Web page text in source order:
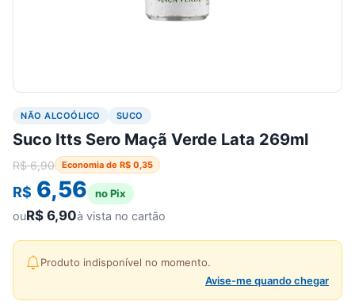
NÃO ALCOÓLICO SUCO
Suco Itts Sero Maçã Verde Lata 269ml
R$6,90 Economia de R$ 0,35
R$ 6,56 no Pix
ouR$ 6,90à vista no cartão
Produto indisponível no momento.
Avise-me quando chegar